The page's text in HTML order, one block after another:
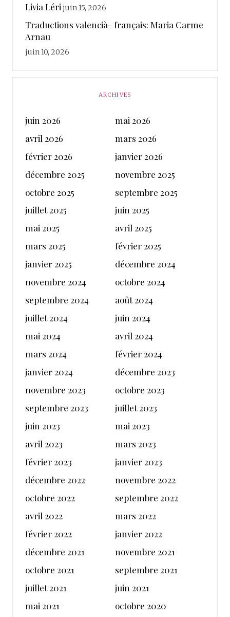
Livia Léri juin 15, 2026
Traductions valencià- français: Maria Carme
Arnau
juin 10, 2026
ARCHIVES
juin 2026
mai 2026
avril 2026
mars 2026
février 2026
janvier 2026
décembre 2025
novembre 2025
octobre 2025
septembre 2025
juillet 2025
juin 2025
mai 2025
avril 2025
mars 2025
février 2025
janvier 2025
décembre 2024
novembre 2024
octobre 2024
septembre 2024
août 2024
juillet 2024
juin 2024
mai 2024
avril 2024
mars 2024
février 2024
janvier 2024
décembre 2023
novembre 2023
octobre 2023
septembre 2023
juillet 2023
juin 2023
mai 2023
avril 2023
mars 2023
février 2023
janvier 2023
décembre 2022
novembre 2022
octobre 2022
septembre 2022
avril 2022
mars 2022
février 2022
janvier 2022
décembre 2021
novembre 2021
octobre 2021
septembre 2021
juillet 2021
juin 2021
mai 2021
octobre 2020